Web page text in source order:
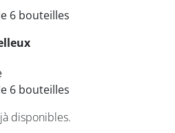
6 bouteilles
6 bouteilles
disponibles.